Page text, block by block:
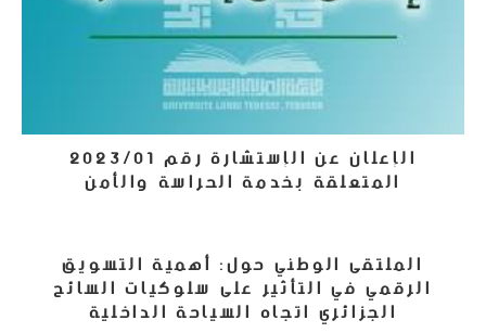
الإعلان عن الإستشارة رقم 2023/01
المتعلقة بخدمة الحراسة والأمن
الملتقى الوطني حول: أهمية التسويق
الرقمي في التأثير على سلوكيات السائح
الجزائري اتجاه السياحة الداخلية